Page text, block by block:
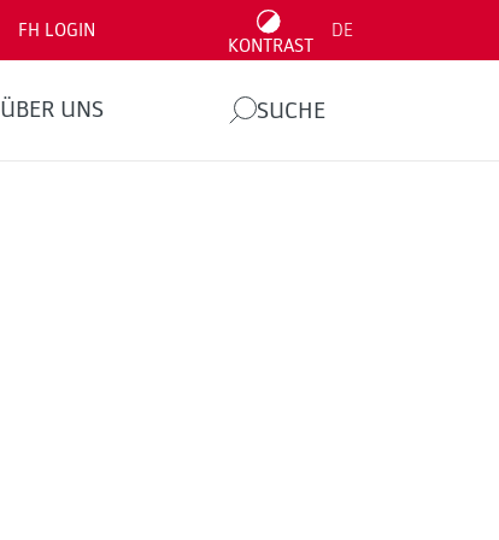
FH LOGIN
KONTRAST
DE
ÜBER UNS SUCHE